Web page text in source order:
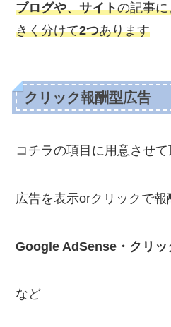
ブログや、サイトの記事
きく分けて2つあります
クリック報酬型広告
コチラの項目に用意させ
広告を表示orクリックで
Google AdSense・クリッ
など